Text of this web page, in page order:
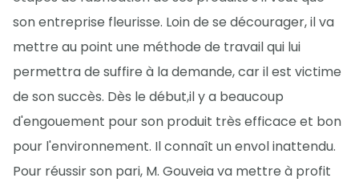
son entreprise fleurisse. Loin de se décourager, il va
mettre au point une méthode de travail qui lui
permettra de suffire à la demande, car il est victime
de son succès. Dès le début,il y a beaucoup
d'engouement pour son produit très efficace et bon
pour l'environnement. Il connaît un envol inattendu.
Pour réussir son pari, M. Gouveia va mettre à profit